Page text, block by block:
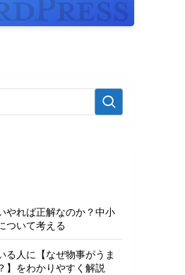
やれば正解なのか？中小
ついて考える
る人に【なぜ物事がうま
】をわかりやすく解説